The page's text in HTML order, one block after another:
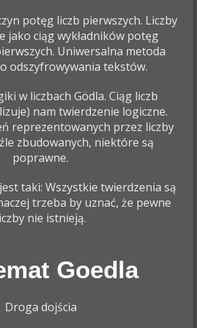
potęg liczb pierwszych. Liczby
jako ciąg wykładników potęg
Uniwersalna metoda
odszyfrowywania tekstów.
w liczbach Gödla. Ciąg liczb
nam twierdzenie logiczne.
reprezentowanych przez liczby
zbudowanych, niektóre są
poprawne.
taki: Wszystkie twierdzenia są
trzeba by uznać, że pewne
nie istnieją.
Goedla
Droga dojścia